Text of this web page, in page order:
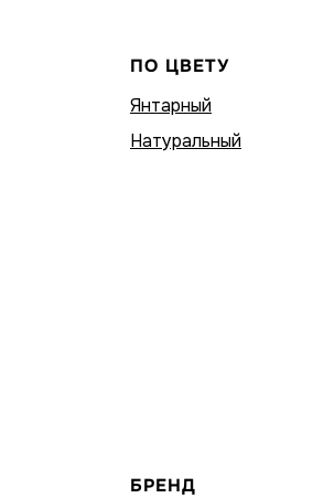
ПО ЦВЕТУ
Янтарный
Натуральный
БРЕНД